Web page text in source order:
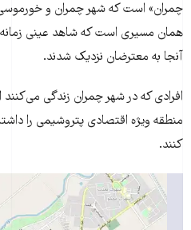
چمران» است که شهر چمران و
همان مسیری است که شاهد عینی زمانه
آنجا به معترضان نزدیک شدند.
افرادی که در شهر چمران زندگی
منطقه ویژه اقتصادی پتروشیمی را
کنند.